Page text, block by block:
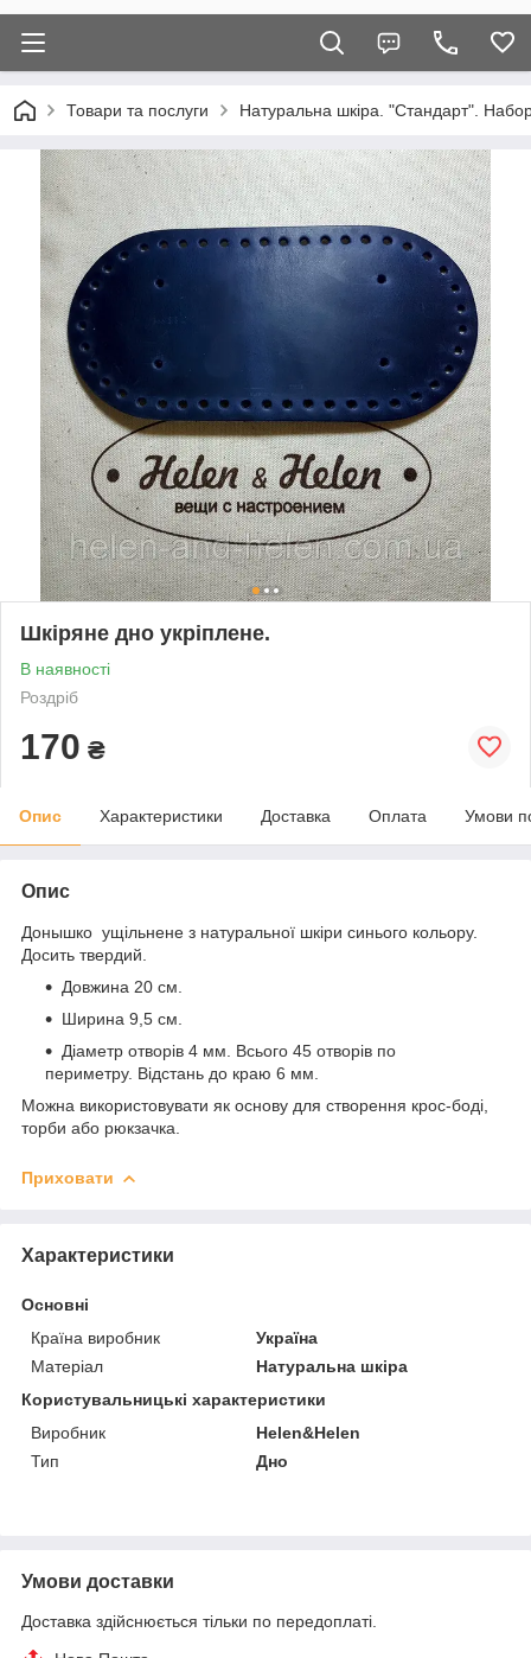
Товари та послуги Натуральна шкіра. "Стандарт".
Шкіряне дно укріплене.
В наявності
Роздріб
170 ₴
Опис Характеристики Доставка Оплата Умови
Опис
Донышко ущільнене з натуральної шкіри синього кольору.
Досить твердий.
Довжина 20 см.
Ширина 9,5 см.
Діаметр отворів 4 мм. Всього 45 отворів по
периметру. Відстань до краю 6 мм.
Можна використовувати як основу для створення крос-боді,
торби або рюкзачка.
Приховати
Характеристики
Основні
Країна виробник
Україна
Матеріал
Натуральна шкіра
Користувальницькі характеристики
Виробник
Helen&Helen
Тип
Дно
Умови доставки
Доставка здійснюється тільки по передоплаті.